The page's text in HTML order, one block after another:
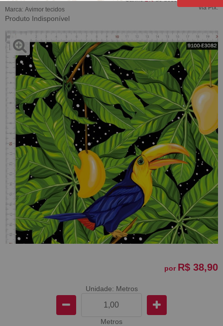
Marca: Avimor tecidos
Produto Indisponível
via Pix.
por R$ 38,90
Unidade: Metros
Metros